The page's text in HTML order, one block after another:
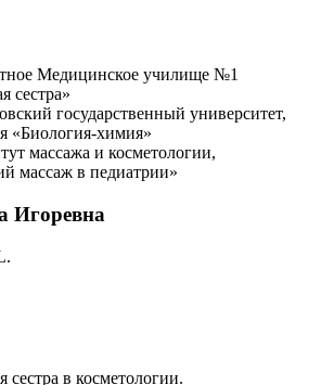
Медицинское училище №1
сестра»
государственный университет,
«Биология-химия»
массажа и косметологии,
массаж в педиатрии»
Игоревна
в косметологии.